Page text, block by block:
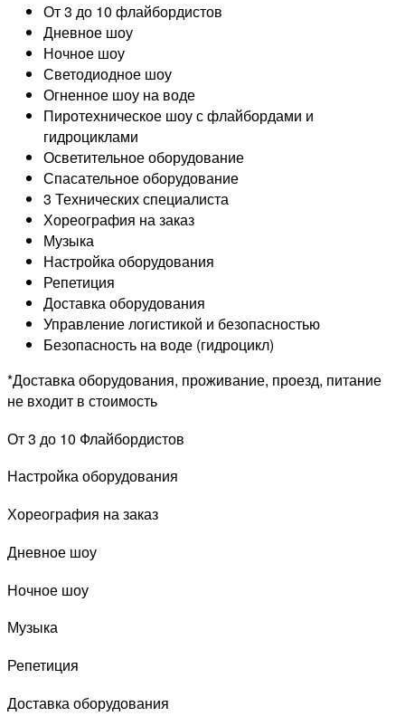
От 3 до 10 флайбордистов
Дневное шоу
Ночное шоу
Светодиодное шоу
Огненное шоу на воде
Пиротехническое шоу с флайбордами и
гидроциклами
Осветительное оборудование
Спасательное оборудование
3 Технических специалиста
Хореография на заказ
Музыка
Настройка оборудования
Репетиция
Доставка оборудования
Управление логистикой и безопасностью
Безопасность на воде (гидроцикл)
*Доставка оборудования, проживание, проезд, питание
не входит в стоимость
От 3 до 10 Флайбордистов
Настройка оборудования
Хореография на заказ
Дневное шоу
Ночное шоу
Музыка
Репетиция
Доставка оборудования